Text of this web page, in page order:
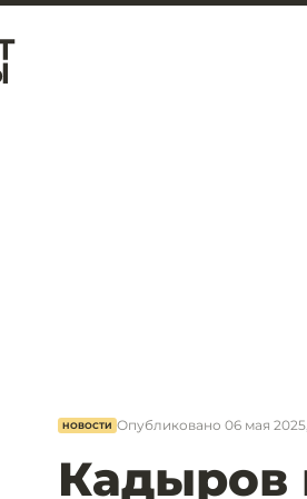
НОВОСТИ Опубликовано 06 мая
Кадыров